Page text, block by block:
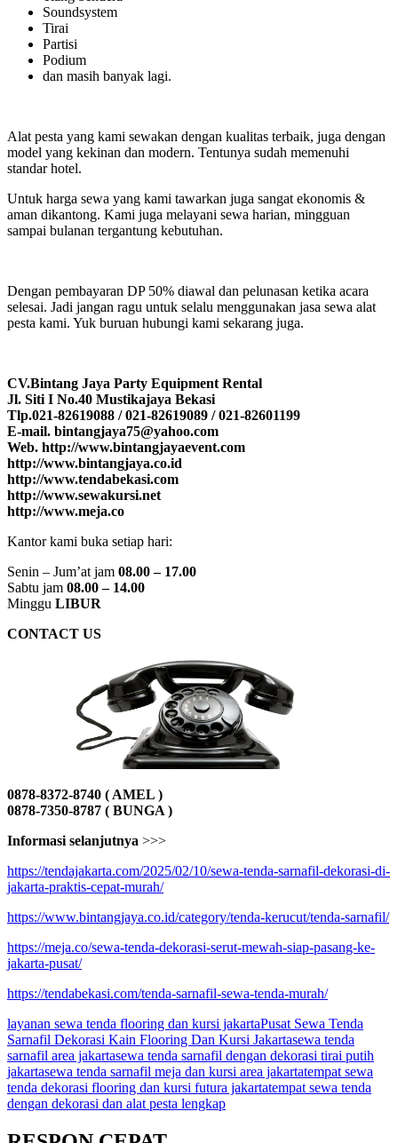
Soundsystem
Tirai
Partisi
Podium
dan masih banyak lagi.
Alat pesta yang kami sewakan dengan kualitas terbaik, juga dengan
model yang kekinan dan modern. Tentunya sudah memenuhi
standar hotel.
Untuk harga sewa yang kami tawarkan juga sangat ekonomis &
aman dikantong. Kami juga melayani sewa harian, mingguan
sampai bulanan tergantung kebutuhan.
Dengan pembayaran DP 50% diawal dan pelunasan ketika acara
selesai. Jadi jangan ragu untuk selalu menggunakan jasa sewa alat
pesta kami. Yuk buruan hubungi kami sekarang juga.
CV.Bintang Jaya Party Equipment Rental
Jl. Siti I No.40 Mustikajaya Bekasi
Tlp.021-82619088 / 021-82619089 / 021-82601199
E-mail. bintangjaya75@yahoo.com
Web. http://www.bintangjayaevent.com
http://www.bintangjaya.co.id
http://www.tendabekasi.com
http://www.sewakursi.net
http://www.meja.co
Kantor kami buka setiap hari:
Senin – Jum’at jam 08.00 – 17.00
Sabtu jam 08.00 – 14.00
Minggu LIBUR
CONTACT US
0878-8372-8740 ( AMEL )
0878-7350-8787 ( BUNGA )
Informasi selanjutnya >>>
https://tendajakarta.com/2025/02/10/sewa-tenda-sarnafil-dekorasi-di-
jakarta-praktis-cepat-murah/
https://www.bintangjaya.co.id/category/tenda-kerucut/tenda-sarnafil/
https://meja.co/sewa-tenda-dekorasi-serut-mewah-siap-pasang-ke-
jakarta-pusat/
https://tendabekasi.com/tenda-sarnafil-sewa-tenda-murah/
layanan sewa tenda flooring dan kursi jakartaPusat Sewa Tenda
Sarnafil Dekorasi Kain Flooring Dan Kursi Jakartasewa tenda
sarnafil area jakartasewa tenda sarnafil dengan dekorasi tirai putih
jakartasewa tenda sarnafil meja dan kursi area jakartatempat sewa
tenda dekorasi flooring dan kursi futura jakartatempat sewa tenda
dengan dekorasi dan alat pesta lengkap